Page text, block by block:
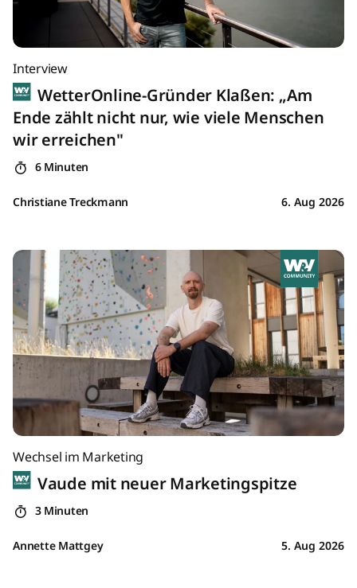
Interview
WetterOnline-Gründer Klaßen: „Am
Ende zählt nicht nur, wie viele Menschen
wir erreichen"
6 Minuten
Christiane Treckmann 6. Aug 2026
Wechsel im Marketing
Vaude mit neuer Marketingspitze
3 Minuten
Annette Mattgey 5. Aug 2026